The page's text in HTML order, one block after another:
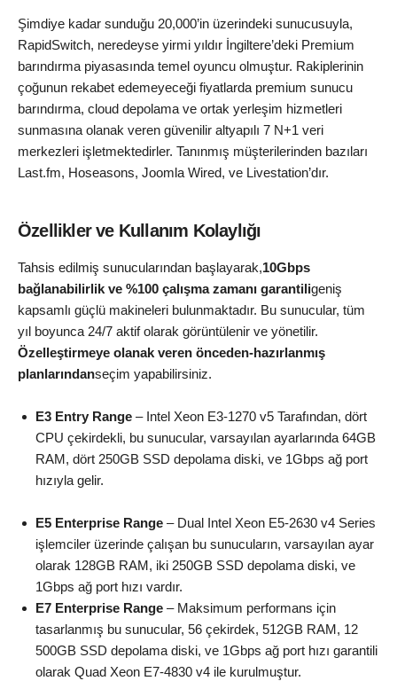
Şimdiye kadar sunduğu 20,000’in üzerindeki sunucusuyla,
RapidSwitch, neredeyse yirmi yıldır İngiltere’deki Premium
barındırma piyasasında temel oyuncu olmuştur. Rakiplerinin
çoğunun rekabet edemeyeceği fiyatlarda premium sunucu
barındırma, cloud depolama ve ortak yerleşim hizmetleri
sunmasına olanak veren güvenilir altyapılı 7 N+1 veri
merkezleri işletmektedirler. Tanınmış müşterilerinden bazıları
Last.fm, Hoseasons, Joomla Wired, ve Livestation’dır.
Özellikler ve Kullanım Kolaylığı
Tahsis edilmiş sunucularından başlayarak,10Gbps
bağlanabilirlik ve %100 çalışma zamanı garantiligeniş
kapsamlı güçlü makineleri bulunmaktadır. Bu sunucular, tüm
yıl boyunca 24/7 aktif olarak görüntülenir ve yönetilir.
Özelleştirmeye olanak veren önceden-hazırlanmış
planlarındanseçim yapabilirsiniz.
E3 Entry Range – Intel Xeon E3-1270 v5 Tarafından, dört
CPU çekirdekli, bu sunucular, varsayılan ayarlarında 64GB
RAM, dört 250GB SSD depolama diski, ve 1Gbps ağ port
hızıyla gelir.
E5 Enterprise Range – Dual Intel Xeon E5-2630 v4 Series
işlemciler üzerinde çalışan bu sunucuların, varsayılan ayar
olarak 128GB RAM, iki 250GB SSD depolama diski, ve
1Gbps ağ port hızı vardır.
E7 Enterprise Range – Maksimum performans için
tasarlanmış bu sunucular, 56 çekirdek, 512GB RAM, 12
500GB SSD depolama diski, ve 1Gbps ağ port hızı garantili
olarak Quad Xeon E7-4830 v4 ile kurulmuştur.